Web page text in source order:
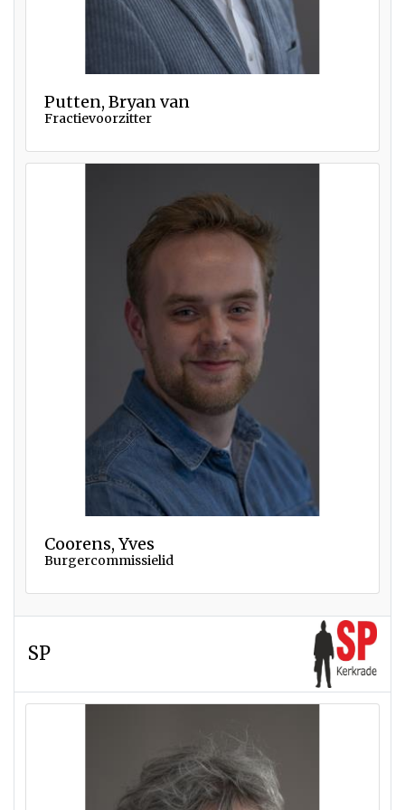
Putten, Bryan van
Fractievoorzitter
Coorens, Yves
Burgercommissielid
SP